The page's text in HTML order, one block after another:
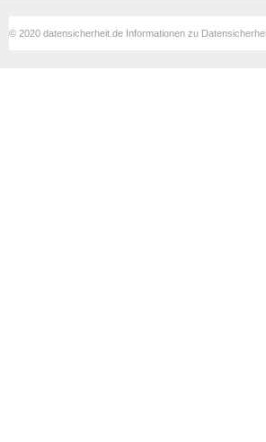
© 2020 datensicherheit.de Informationen zu